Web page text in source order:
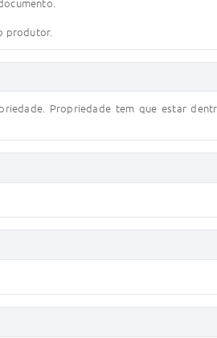
produtor.
Propriedade tem que estar